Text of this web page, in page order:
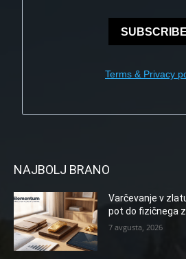
SUBSCRIBE
Terms & Privacy
NAJBOLJ BRANO
Varčevanje v
pot do fizičnega
7 avgusta, 2026